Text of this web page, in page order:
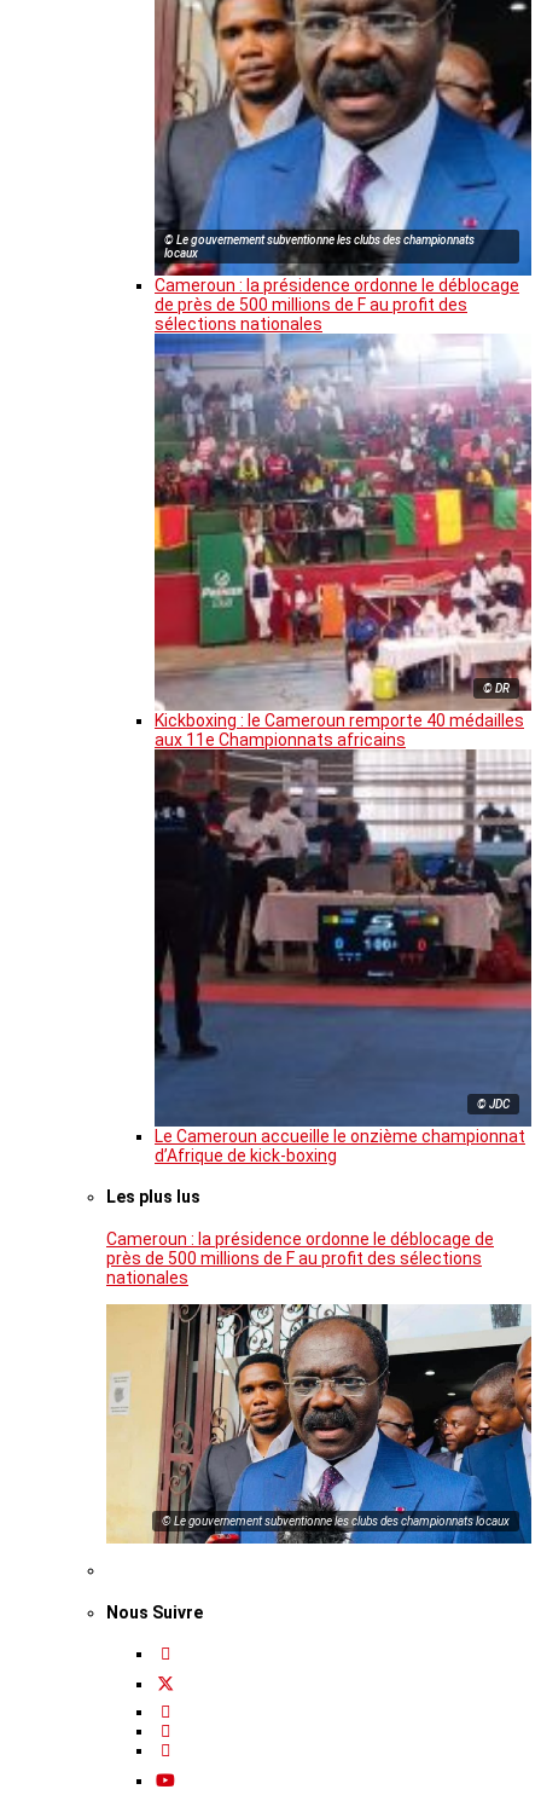
© Le gouvernement subventionne les clubs des championnats
locaux
Cameroun : la présidence ordonne le déblocage
de près de 500 millions de F au profit des
sélections nationales
© DR
Kickboxing : le Cameroun remporte 40 médailles
aux 11e Championnats africains
© JDC
Le Cameroun accueille le onzième championnat
d’Afrique de kick-boxing
Les plus lus
Cameroun : la présidence ordonne le déblocage de
près de 500 millions de F au profit des sélections
nationales
© Le gouvernement subventionne les clubs des championnats locaux
Nous Suivre